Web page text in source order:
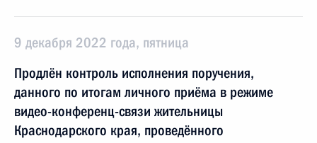
9 декабря 2022 года, пятница
Продлён контроль исполнения поручения,
данного по итогам личного приёма в режиме
видео-конференц-связи жительницы
Краснодарского края, проведённого